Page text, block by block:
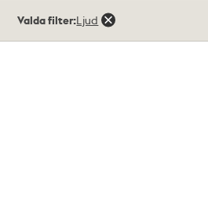
träffar
Valda filter:Ljud